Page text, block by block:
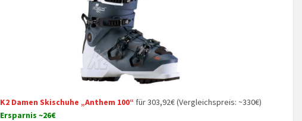
K2 Damen Skischuhe „Anthem 100“ für 303,92€ (Vergleichspreis: ~330€)
Ersparnis ~26€